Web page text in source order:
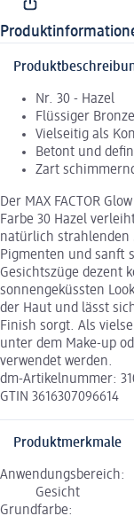
Nr. 30 - Hazel
Flüssiger
Vielseitig als
Betont und
Zart
Der MAX FACTOR
Farbe 30 Hazel
natürlich strahlenden
Pigmenten und sanft
Gesichtszüge dezent
sonnengeküssten
der Haut und lässt
Finish sorgt. Als
unter dem Make-up
verwendet werden.
dm-Artikelnummer:
GTIN 3616307096614
Produktmerkmale
Anwendungsbereich:
Gesicht
Grundfarbe: